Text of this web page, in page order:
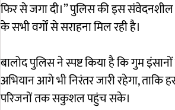
फिर से जगा दी।” पुलिस की इस
के सभी वर्गों से सराहना मिल रही है।
बालोद पुलिस ने स्पष्ट किया है कि गुम
अभियान आगे भी निरंतर जारी रहेगा, ताकि
परिजनों तक सकुशल पहुंच सके।